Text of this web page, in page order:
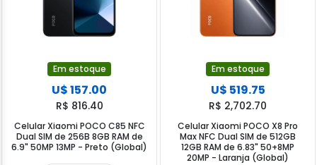
Em estoque
U$ 157.00
R$ 816.40
Celular Xiaomi POCO C85 NFC
Dual SIM de 256B 8GB RAM de
6.9" 50MP 13MP - Preto (Global)
Em estoque
U$ 519.75
R$ 2,702.70
Celular Xiaomi POCO X8 Pro
Max NFC Dual SIM de 512GB
12GB RAM de 6.83" 50+8MP
20MP - Laranja (Global)